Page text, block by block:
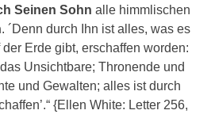
Seinen Sohn alle himmlischen
. ´Denn durch Ihn ist alles, was es
Erde gibt, erschaffen worden:
Unsichtbare; Thronende und
und Gewalten; alles ist durch
{Ellen White: Letter 256,